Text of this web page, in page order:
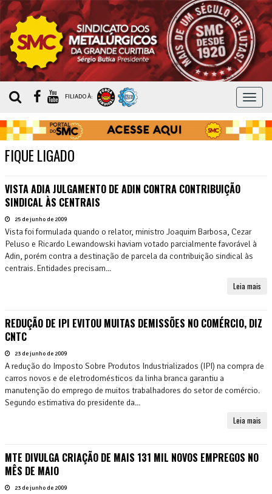
MENU
FILIADO À:
FIQUE LIGADO
VISTA ADIA JULGAMENTO DE ADIN CONTRA CONTRIBUIÇÃO
SINDICAL ÀS CENTRAIS
25 de junho de 2009
Vista foi formulada quando o relator, ministro Joaquim Barbosa, Cezar
Peluso e Ricardo Lewandowski haviam votado parcialmente favorável à
Adin, porém contra a destinação de parcela da contribuição sindical às
centrais. Entidades precisam...
Leia mais
REDUÇÃO DE IPI EVITOU MUITAS DEMISSÕES NO COMÉRCIO, DIZ
CNTC
23 de junho de 2009
A redução do Imposto Sobre Produtos Industrializados (IPI) na compra de
carros novos e de eletrodomésticos da linha branca garantiu a
manutenção do emprego de muitos trabalhadores do setor de comércio.
Segundo estimativa do presidente da...
Leia mais
MTE DIVULGA CRIAÇÃO DE MAIS 131 MIL NOVOS EMPREGOS NO
MÊS DE MAIO
23 de junho de 2009